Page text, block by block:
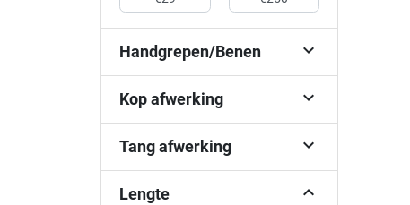
Handgrepen/Benen 
Kop afwerking 
Tang afwerking 
Lengte